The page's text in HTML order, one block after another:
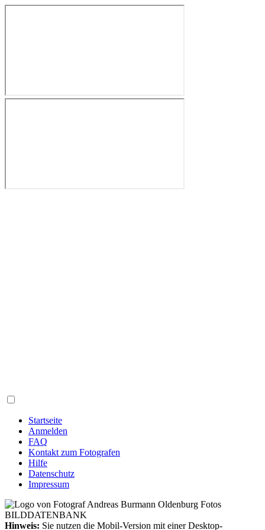
Startseite
Anmelden
FAQ
Kontakt zum Fotografen
Hilfe
Datenschutz
Impressum
Hinweis: Sie nutzen die Mobil-Version mit einer Desktop-